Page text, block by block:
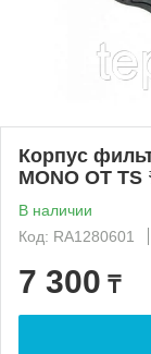
Корпус
MONO OT
В наличии
Код: RA1280601
7 300 ₸